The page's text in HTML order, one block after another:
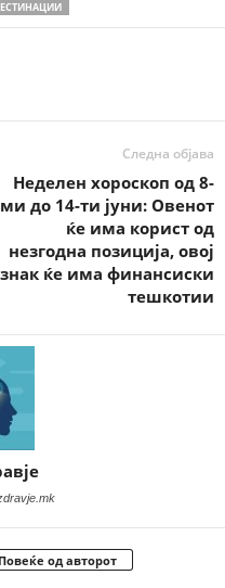
Следна објава
Неделен хороскоп од 8-
ми до 14-ти јуни: Овенот
ќе има корист од
незгодна позиција, овој
знак ќе има финансиски
тешкотии
Повеќе од авторот